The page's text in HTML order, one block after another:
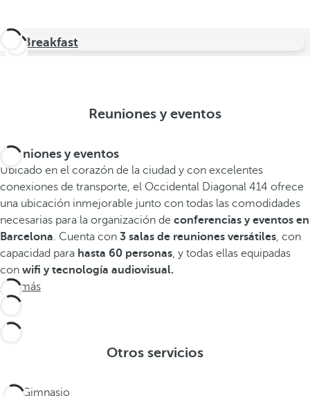
O! Breakfast
Reuniones y eventos
Reuniones y eventos
Ubicado en el corazón de la ciudad y con excelentes
conexiones de transporte, el Occidental Diagonal 414 ofrece
una ubicación inmejorable junto con todas las comodidades
necesarias para la organización de conferencias y eventos en
Barcelona. Cuenta con 3 salas de reuniones versátiles, con
capacidad para hasta 60 personas, y todas ellas equipadas
con wifi y tecnología audiovisual.
Ver más
Otros servicios
Gimnasio